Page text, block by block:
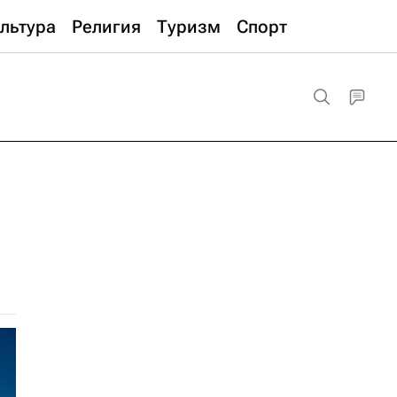
Религия Туризм Спорт